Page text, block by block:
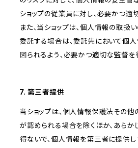
ショップの従業員に対し、必要かつ適
また、当ショップは、個人情報の取扱
委託する場合は、委託先において個
図られるよう、必要かつ適切な監督を
7. 第三者提供
当ショップは、個人情報保護法その
が認められる場合を除くほか、あら
得ないで、個人情報を第三者に提供し